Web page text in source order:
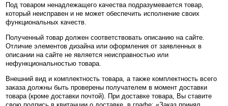
Под товаром ненадлежащего качества подразумевается товар,
который неисправен и не может обеспечить исполнение своих
функциональных качеств.
Полученный товар должен соответствовать описанию на сайте.
Отличие элементов дизайна или оформления от заявленных в
описании на сайте не является неисправностью или
нефункциональностью товара.
Внешний вид и комплектность товара, а также комплектность всего
заказа должны быть проверены получателем в момент доставки
товара (кроме доставки почтой). При доставке товара, Вы ставите